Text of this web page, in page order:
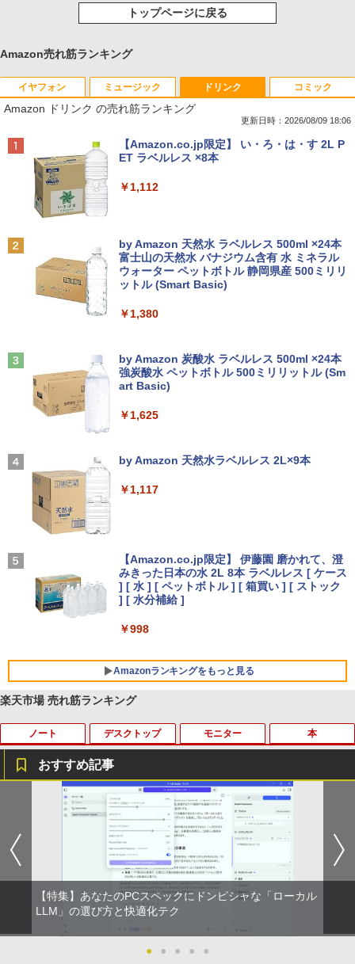
トップページに戻る
Amazon売れ筋ランキング
イヤフォン
Anker Soundcore P40i オフホワイト
Anker Soundcore P31i ブラック
￥5,990
ラック
￥14,990
レスイヤホン bluetooth イヤホン V12 小型
軽量 ブルートゥースHi-Fi 最大36時間再生 ぶ
るーとゅーす コードレス ENCノイズキャン
セリング 自動ペアリング Type-C充電 マイク
￥1,964
Xiaomi シャオミ REDMI Buds 8 Lite ワイヤ
リング ANC 36時間再生
ミュージック
BRUCE WAYNE feat. Flo Milli, ATL Jacob
[Explicit]
￥250
BRUCE WAYNE feat. Flo Milli, ATL Jacob
[Explicit]
￥250
￥250
￥250
ドリンク
Amazon ドリンク の売れ筋ランキング
更新日時：2026/08/09 18:06
【Amazon.co.jp限定】 い・ろ・は・す 2L P
ET ラベルレス ×8本
￥1,112
by Amazon 天然水 ラベルレス 500ml ×24本
富士山の天然水 バナジウム含有 水 ミネラル
ウォーター ペットボトル 静岡県産 500ミリリ
ットル (Smart Basic)
￥1,380
by Amazon 炭酸水 ラベルレス 500ml ×24本
強炭酸水 ペットボトル 500ミリリットル (Sm
art Basic)
￥1,625
by Amazon 天然水ラベルレス 2L×9本
￥1,117
【Amazon.co.jp限定】 伊藤園 磨かれて、澄
みきった日本の水 2L 8本 ラベルレス [ ケース
] [ 水 ] [ ペットボトル ] [ 箱買い ] [ ストック
] [ 水分補給 ]
￥998
Amazonランキングをもっと見る
コミック
薬屋のひとりごと 17巻 (デジタル版ビッグガ
ンガンコミックス)
￥770
異世界居酒屋「のぶ」(22) (角川コミックス・
エース)
￥832
ONE PIECE モノクロ版 115 (ジャンプコミッ
クスDIGITAL)
楽天市場 売れ筋ランキング
ノート
【ノートPC用】【あんしん3ヶ月に延長
保証】通常付属している30日の保証期間
が3ヶ月に延長されます。【単品購入・併
用不可※レビューキャンペーンは除く /
ノートパソコン専用】
￥1,000
2
【期間限定★新品無線マウス付】中古ノ
ートパソコン Windows11 Office2019搭
デスクトップ
中古パソコン | NEC | Mate MKM28L-3 |
Windows11 | デスクトップ | 一年保証 |
第8世代 | Core i5 8400 2.8(〜最大4.0)G
Hz | MEM:8GB | SSD:256GB | DVDマル
チ | 無線LAN:なし | Win11Pro64bit
￥12,000
2
HP ProDesk 400 G6 DM 【Core i5 1050
0T/メモリ16GB(DDR4)/SSD256GB(M.2
モニター
NEC AS223WM 液晶モニター 21.5イン
チワイド 白 ホワイト 1920×1080 （フル
HD）TN 白色LEDバックライト ミニ D-s
ub VGA HDMI ディスプレイ PS4 switch
対応 スイッチ 【中古】
￥5,200
2
中古モニター | 液晶ディスプレイ | PHILI
PS | 243V5QHABA/11 | 23.6インチワイ
本
宇宙兄弟（46） 【電子書籍】[ 小山宙哉
]
￥1,131
DVD付 学研まんが NEW日本の歴史
￥21,560
おすすめ記事
【特集】あなたのPCスペックにドンピシャな「ローカル
LLM」の選び方と快適化テク
● ● ● ● ●